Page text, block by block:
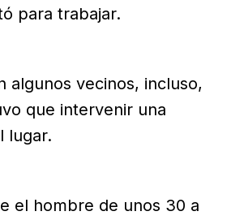
para trabajar.
algunos vecinos, incluso,
que intervenir una
lugar.
el hombre de unos 30 a